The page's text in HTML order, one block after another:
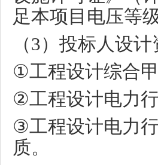
足本项目电压等
（3）投标人设
①工程设计综合
②工程设计电力
③工程设计电力
质。